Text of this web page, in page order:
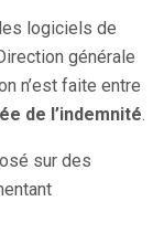
logiciels de
générale
n’est faite entre
de l’indemnité.
sur des